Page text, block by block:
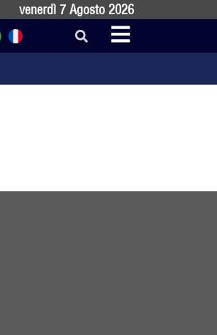
venerdì 7 Agosto 2026